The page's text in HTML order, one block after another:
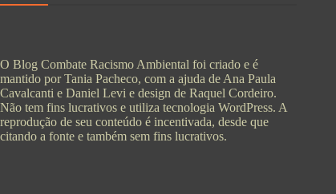
O Blog Combate Racismo Ambiental foi criado e é
mantido por Tania Pacheco, com a ajuda de Ana Paula
Cavalcanti e Daniel Levi e design de Raquel Cordeiro.
Não tem fins lucrativos e utiliza tecnologia WordPress. A
reprodução de seu conteúdo é incentivada, desde que
citando a fonte e também sem fins lucrativos.